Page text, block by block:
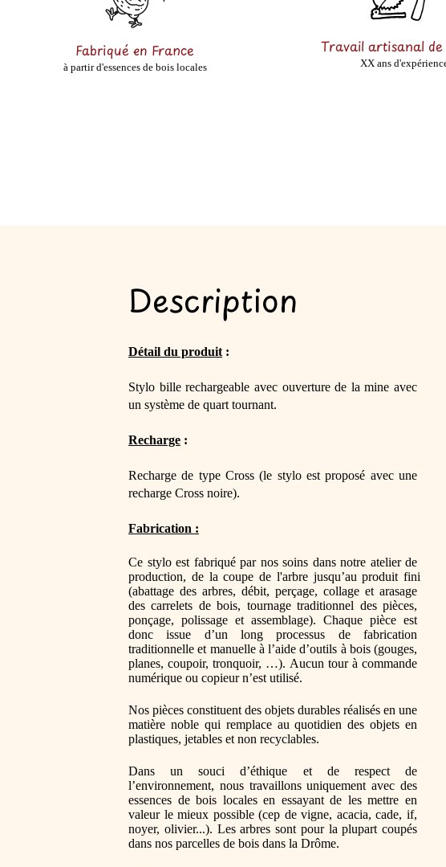
Fabriqué en France
à partir d'essences de bois locales
Travail artisanal de
XX ans
Description
Détail du produit :
Stylo bille rechargeable avec ouverture de la mine avec
un système de quart tournant.
Recharge :
Recharge de type Cross (le stylo est proposé avec une
recharge Cross noire).
Fabrication :
Ce stylo est fabriqué par nos soins dans notre atelier de
production, de la coupe de l'arbre jusqu’au produit fini
(abattage des arbres, débit, perçage, collage et arasage
des carrelets de bois, tournage traditionnel des pièces,
ponçage, polissage et assemblage). Chaque pièce est
donc issue d’un long processus de fabrication
traditionnelle et manuelle à l’aide d’outils à bois (gouges,
planes, coupoir, tronquoir, …). Aucun tour à commande
numérique ou copieur n’est utilisé.
Nos pièces constituent des objets durables réalisés en une
matière noble qui remplace au quotidien des objets en
plastiques, jetables et non recyclables.
Dans un souci d’éthique et de respect de
l’environnement, nous travaillons uniquement avec des
essences de bois locales en essayant de les mettre en
valeur le mieux possible (cep de vigne, acacia, cade, if,
noyer, olivier...). Les arbres sont pour la plupart coupés
dans nos parcelles de bois dans la Drôme.